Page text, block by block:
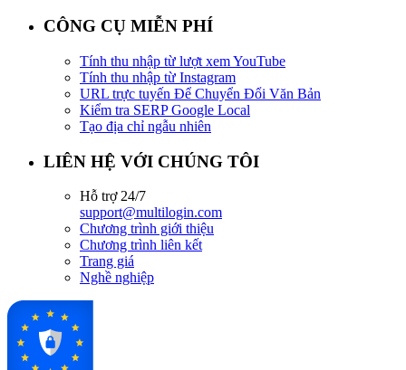
CÔNG CỤ MIỄN PHÍ
Tính thu nhập từ lượt xem YouTube
Tính thu nhập từ Instagram
URL trực tuyến Để Chuyển Đổi Văn Bản
Kiểm tra SERP Google Local
Tạo địa chỉ ngẫu nhiên
LIÊN HỆ VỚI CHÚNG TÔI
Hỗ trợ 24/7
support@multilogin.com
Chương trình giới thiệu
Chương trình liên kết
Trang giá
Nghề nghiệp